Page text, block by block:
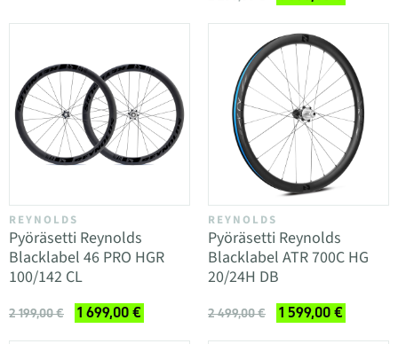
REYNOLDS
Pyöräsetti Reynolds
Blacklabel 46 PRO HGR
100/142 CL
2 199,00 € 1 699,00 €
REYNOLDS
Pyöräsetti Reynolds
Blacklabel ATR 700C HG
20/24H DB
2 499,00 € 1 599,00 €